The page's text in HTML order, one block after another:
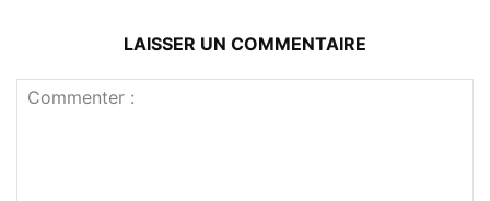
LAISSER UN COMMENTAIRE